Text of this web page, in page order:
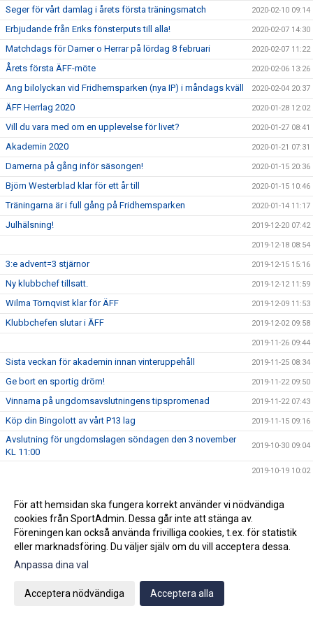
Seger för vårt damlag i årets första träningsmatch 2020-02-10 09:14
Erbjudande från Eriks fönsterputs till alla! 2020-02-07 14:30
Matchdags för Damer o Herrar på lördag 8 februari 2020-02-07 11:22
Årets första ÄFF-möte 2020-02-06 13:26
Ang bilolyckan vid Fridhemsparken (nya IP) i måndags kväll 2020-02-04 20:37
ÄFF Herrlag 2020 2020-01-28 12:02
Vill du vara med om en upplevelse för livet? 2020-01-27 08:41
Akademin 2020 2020-01-21 07:31
Damerna på gång inför säsongen! 2020-01-15 20:36
Björn Westerblad klar för ett år till 2020-01-15 10:46
Träningarna är i full gång på Fridhemsparken 2020-01-14 11:17
Julhälsning! 2019-12-20 07:42
2019-12-18 08:54
3:e advent=3 stjärnor 2019-12-15 15:16
Ny klubbchef tillsatt. 2019-12-12 11:59
Wilma Törnqvist klar för ÄFF 2019-12-09 11:53
Klubbchefen slutar i ÄFF 2019-12-02 09:58
2019-11-26 09:44
Sista veckan för akademin innan vinteruppehåll 2019-11-25 08:34
Ge bort en sportig dröm! 2019-11-22 09:50
Vinnarna på ungdomsavslutningens tipspromenad 2019-11-22 07:43
Köp din Bingolott av vårt P13 lag 2019-11-15 09:16
Avslutning för ungdomslagen söndagen den 3 november
KL 11:00
2019-10-30 09:04
2019-10-19 10:02
F17 FÖR- EM Spanien - Sverige 2019-08-18 08:20
Sommarproffsläger 2019 2019-08-14 11:14
Vinnare i 50/50 lotteriet 11/8 2019-08-14 10:21
ÄFF söker matchsekreterare
Angående gårdagens match i P19-Allsvenskan
För att hemsidan ska fungera korrekt använder vi nödvändiga
cookies från SportAdmin. Dessa går inte att stänga av.
Föreningen kan också använda frivilliga cookies, t.ex. för statistik
eller marknadsföring. Du väljer själv om du vill acceptera dessa.
Anpassa dina val
Acceptera nödvändiga Acceptera alla